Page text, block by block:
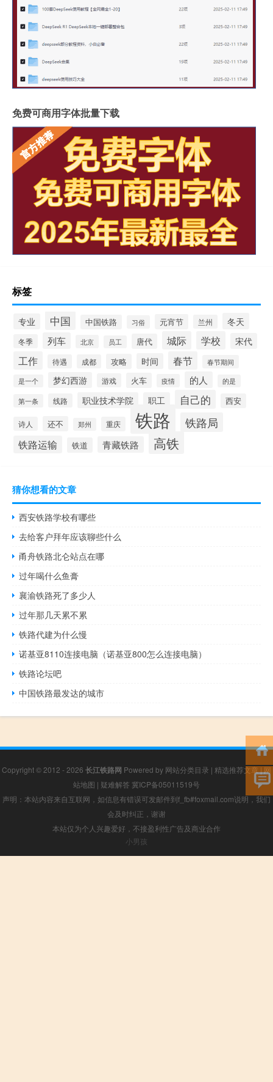
免费可商用字体批量下载
标签
专业 中国 中国铁路 习俗 元宵节 兰州 冬天
冬季 列车 北京 员工 唐代 城际 学校 宋代
工作 待遇 成都 攻略 时间 春节 春节期间
是一个 梦幻西游 游戏 火车 疫情 的人 的是
第一条 线路 职业技术学院 职工 自己的 西安
诗人 还不 郑州 重庆 铁路 铁路局
铁路运输 铁道 青藏铁路 高铁
猜你想看的文章
西安铁路学校有哪些
去给客户拜年应该聊些什么
甬舟铁路北仑站点在哪
过年喝什么鱼膏
襄渝铁路死了多少人
过年那几天累不累
铁路代建为什么慢
诺基亚8110连接电脑（诺基亚800怎么连接电脑）
铁路论坛吧
中国铁路最发达的城市
Copyright © 2012 - 2026 长江铁路网 Powered by 网站分类目录 | 精选推荐文章|网
站地图 | 疑难解答 冀ICP备05011519号
声明：本站内容来自互联网，如信息有错误可发邮件到f_fb#foxmail.com说明，我们
会及时纠正，谢谢
本站仅为个人兴趣爱好，不接盈利性广告及商业合作
小男孩